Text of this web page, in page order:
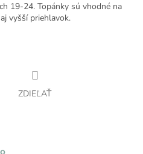
19-24. Topánky sú vhodné na
vyšší priehlavok.
ZDIEĽAŤ